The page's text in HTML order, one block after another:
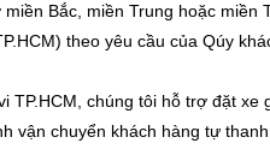
Bắc, miền Trung hoặc miền
theo yêu cầu của Qúy
chúng tôi hỗ trợ đặt
vận chuyển khách hàng tự